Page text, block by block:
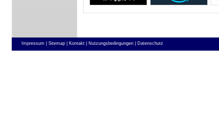
Impressum | Sitemap | Kontakt | Nutzungsbedingungen | Datenschutz